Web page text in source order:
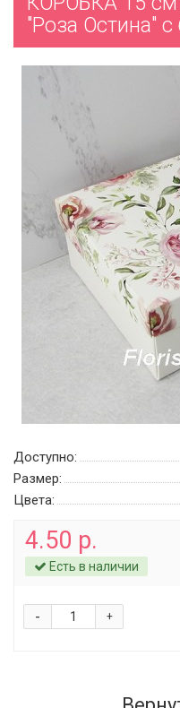
"Роза Остина"
Доступно:
Размер:
Цвета:
4.50 р.
Есть в наличии
+
-